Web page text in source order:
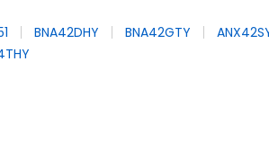
BNA42DHY BNA42GTY